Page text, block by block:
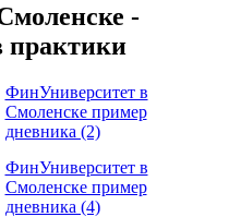
-
практики
ФинУниверситет в
Смоленске пример
дневника (2)
ФинУниверситет в
Смоленске пример
дневника (4)